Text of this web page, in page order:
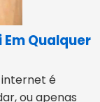
Qualquer
internet é
ou apenas